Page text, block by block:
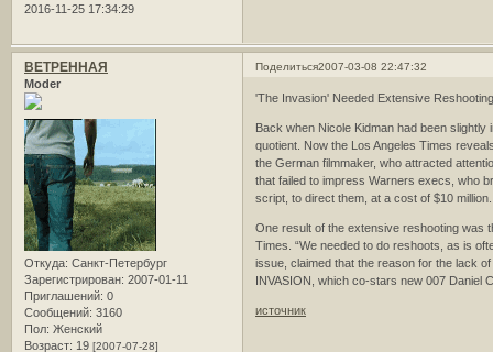
2016-11-25 17:34:29
Поделиться2007-03-08 22:47:32
ВЕТРЕННАЯ
Moder
Откуда: Санкт-Петербург
Зарегистрирован: 2007-01-11
Приглашений: 0
Сообщений: 3160
Пол: Женский
Возраст: 19 [2007-07-28]
'The Invasion' Needed Extensive
Back when Nicole Kidman had been
quotient. Now the Los Angeles Times
the German filmmaker, who attracted
that failed to impress Warners execs, who
script, to direct them, at a cost of $10 million.
One result of the extensive reshooting was
Times. “We needed to do reshoots, as is
issue, claimed that the reason for the lack
INVASION, which co-stars new 007 Daniel
источник